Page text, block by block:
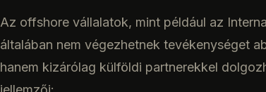
Az offshore vállalatok, mint például az
általában nem végezhetnek tevékenységet
hanem kizárólag külföldi partnerekkel